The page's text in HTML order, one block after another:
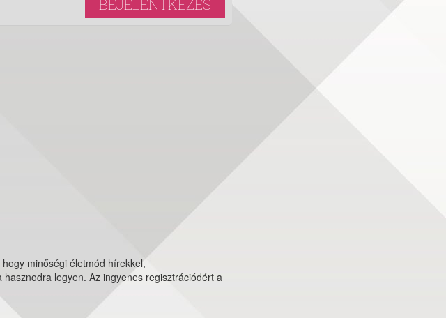
minőségi életmód hírekkel,
legyen. Az ingyenes regisztrációdért a